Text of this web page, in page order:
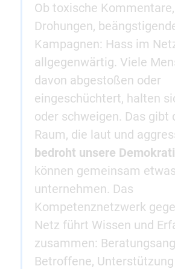
Ob toxische Kommentare,
Drohungen,
Kampagnen: Hass im
allgegenwärtig. Viele
davon abgestoßen oder
eingeschüchtert, halten
oder schweigen. Das gibt
Raum, die laut und
bedroht unsere
können gemeinsam
unternehmen. Das
Kompetenznetzwerk
Netz führt Wissen und
zusammen:
Betroffene,